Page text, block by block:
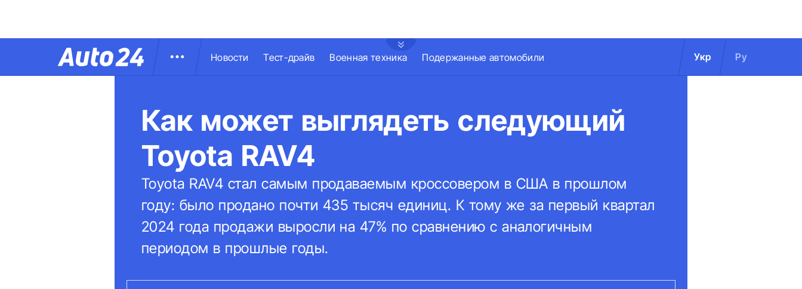
Новости Тест-драйв Военная техника Подержанные автомобили Укр Ру
Как может выглядеть следующий
Toyota RAV4
Toyota RAV4 стал самым продаваемым кроссовером в США в прошлом
году: было продано почти 435 тысяч единиц. К тому же за первый квартал
2024 года продажи выросли на 47% по сравнению с аналогичным
периодом в прошлые годы.